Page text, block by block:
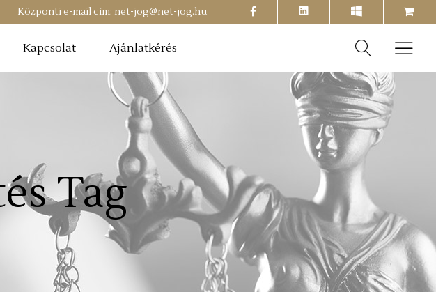
Központi e-mail cím: net-jog@net-jog.hu facebook
shopping-
cart
Kapcsolat Ajánlatkérés
Tag